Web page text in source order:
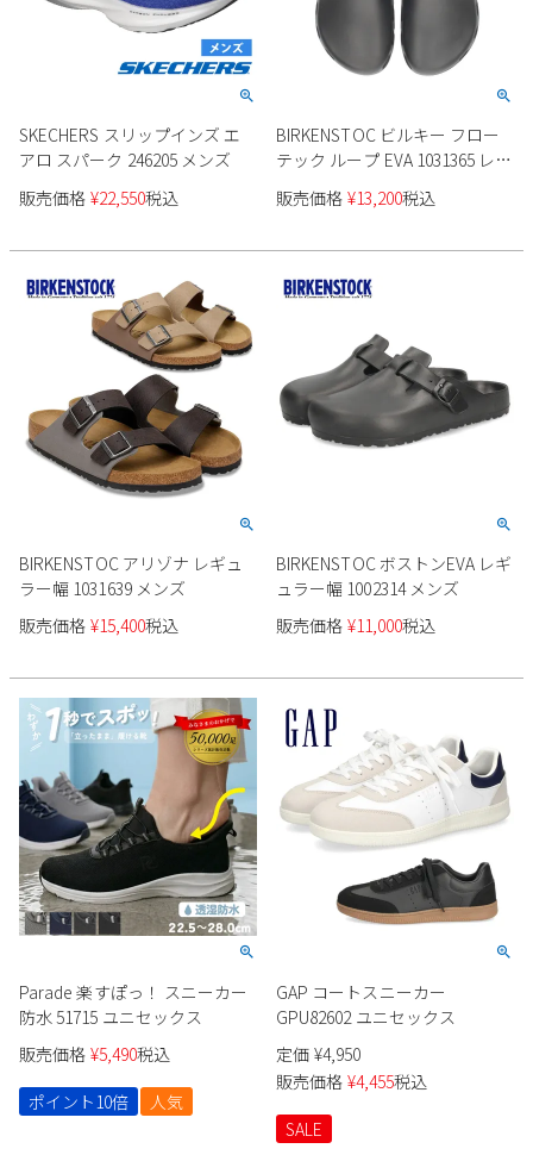
SKECHERS スリップインズ エ
アロ スパーク 246205 メンズ
販売価格 ¥22,550税込
BIRKENSTOC ビルキー フロー
テック ループ EVA 1031365 レギ
ュラー幅 メンズ
販売価格 ¥13,200税込
BIRKENSTOC アリゾナ レギュ
ラー幅 1031639 メンズ
販売価格 ¥15,400税込
BIRKENSTOC ボストンEVA レギ
ュラー幅 1002314 メンズ
販売価格 ¥11,000税込
Parade 楽すぽっ！ スニーカー
防水 51715 ユニセックス
販売価格 ¥5,490税込
ポイント10倍
人気
GAP コートスニーカー
GPU82602 ユニセックス
定価 ¥4,950
販売価格 ¥4,455税込
SALE